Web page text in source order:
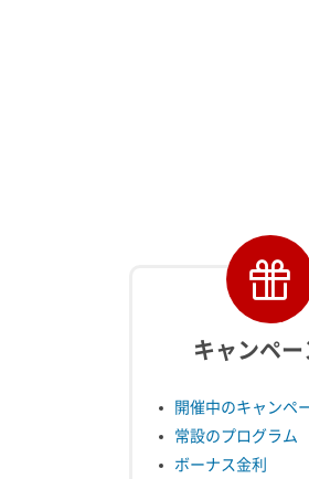
キャンペ
開催中のキャンペ
常設のプログラム
ボーナス金利